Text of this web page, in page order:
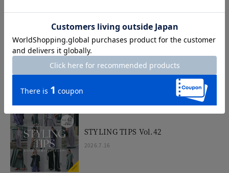
UVスラブワンピ＆カーデ
2026.7.17
STYLING TIPS Vol.42
2026.7.16